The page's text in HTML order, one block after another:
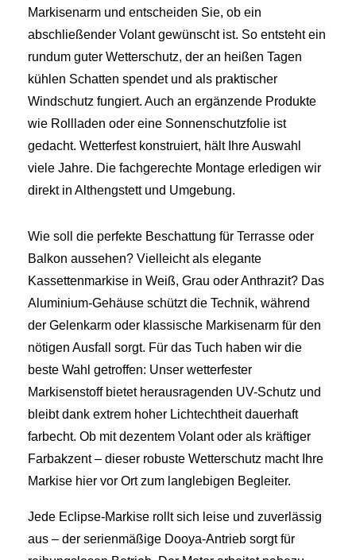
Markisenarm und entscheiden Sie, ob ein
abschließender Volant gewünscht ist. So entsteht ein
rundum guter Wetterschutz, der an heißen Tagen
kühlen Schatten spendet und als praktischer
Windschutz fungiert. Auch an ergänzende Produkte
wie Rollladen oder eine Sonnenschutzfolie ist
gedacht. Wetterfest konstruiert, hält Ihre Auswahl
viele Jahre. Die fachgerechte Montage erledigen wir
direkt in Althengstett und Umgebung.
Wie soll die perfekte Beschattung für Terrasse oder
Balkon aussehen? Vielleicht als elegante
Kassettenmarkise in Weiß, Grau oder Anthrazit? Das
Aluminium-Gehäuse schützt die Technik, während
der Gelenkarm oder klassische Markisenarm für den
nötigen Ausfall sorgt. Für das Tuch haben wir die
beste Wahl getroffen: Unser wetterfester
Markisenstoff bietet herausragenden UV-Schutz und
bleibt dank extrem hoher Lichtechtheit dauerhaft
farbecht. Ob mit dezentem Volant oder als kräftiger
Farbakzent – dieser robuste Wetterschutz macht Ihre
Markise hier vor Ort zum langlebigen Begleiter.
Jede Eclipse-Markise rollt sich leise und zuverlässig
aus – der serienmäßige Dooya-Antrieb sorgt für